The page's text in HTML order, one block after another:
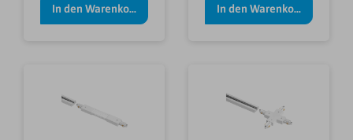
In den Warenkorb In den Warenkorb